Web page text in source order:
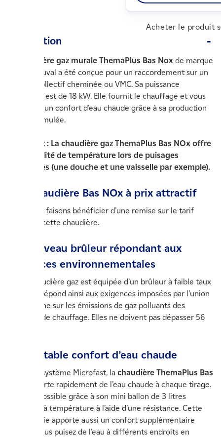
Acheter le produit
Description
chaudière gaz murale ThemaPlus Bas Nox de marque
Saunier Duval a été conçue pour un raccordement sur un
conduit collectif cheminée ou VMC. Sa puissance
chauffage est de 18 kW. Elle fournit le chauffage et vous
apportera un confort d’eau chaude grâce à sa production
mini-accumulée.
Point fort : La chaudière gaz ThemaPlus Bas NOx offre
une stabilité de température lors de puisages
simultanés (une douche et une vaisselle par exemple).
Une chaudière Bas NOx à prix attractif
Nous vous faisons bénéficier d’une remise sur le tarif
public de cette chaudière.
Un nouveau brûleur répondant aux
exigences environnementales
Cette chaudière gaz est équipée d’un brûleur à faible taux
NOx. Elle répond ainsi aux exigences imposées par l’union
européenne sur les émissions de gaz polluants des
appareils de chauffage. Elles ne doivent pas dépasser 56
Un véritable confort d’eau chaude
Avec son système Microfast, la chaudière ThemaPlus Bas
apporte rapidement de l’eau chaude à chaque tirage.
Cela est possible grâce à son mini ballon de 3 litres
maintenu à température à l’aide d’une résistance. Cette
technologie apporte aussi un confort supplémentaire
lorsque vous puisez de l’eau à différents endroits en